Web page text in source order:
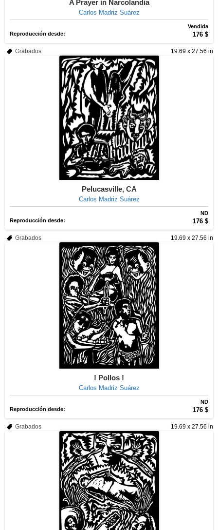
A Prayer in Narcolandia
Carlos Madriz Suárez
Vendida
Reproducción desde:
176 $
19.69 x 27.56 in
Grabados
Pelucasville, CA
Carlos Madriz Suárez
ND
Reproducción desde:
176 $
19.69 x 27.56 in
Grabados
! Pollos !
Carlos Madriz Suárez
ND
Reproducción desde:
176 $
19.69 x 27.56 in
Grabados